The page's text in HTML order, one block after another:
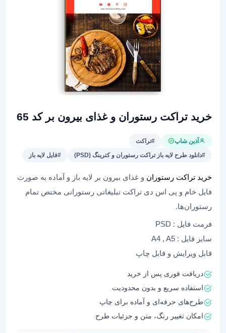
خرید تراکت رستوران و غذای بیرون بر کد 65
آذین شاپ
#تراکت
#دانلود طرح لایه باز تراکت رستوران و کترینگ (PSD)
#فایل لایه باز
خرید تراکت رستوران و غذای بیرون بر لایه باز و آماده به صورت
فایل خام و پی اس دی تراکت تبلیغاتی رستورانی مختص تمام
رستوران‌ها.
فرمت فایل : PSD
سایز فایل : A4 , A5
قابل ویرایش و قابل چاپ
دریافت فوری پس از خرید
استفاده سریع و بدون محدودیت
طرح‌های حرفه‌ای و آماده برای چاپ
امکان تغییر رنگ، متن و جزئیات طرح